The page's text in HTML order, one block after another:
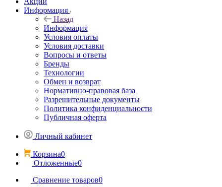
Информация
Назад
Информация
Условия оплаты
Условия доставки
Вопросы и ответы
Бренды
Технологии
Обмен и возврат
Нормативно-правовая база
Разрешительные документы
Политика конфиденциальности
Публичная оферта
Личный кабинет
Корзина0
Отложенные0
Сравнение товаров0